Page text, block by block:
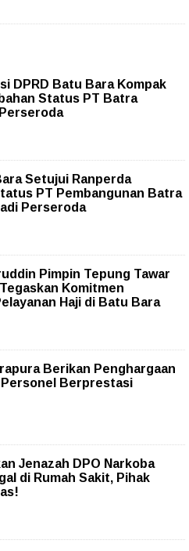
DPRD Batu Bara Kompak
Status PT Batra
Setujui Ranperda
PT Pembangunan Batra
Perseroda
Pimpin Tepung Tawar
Komitmen
Haji di Batu Bara
Berikan Penghargaan
Personel Berprestasi
Jenazah DPO Narkoba
di Rumah Sakit, Pihak